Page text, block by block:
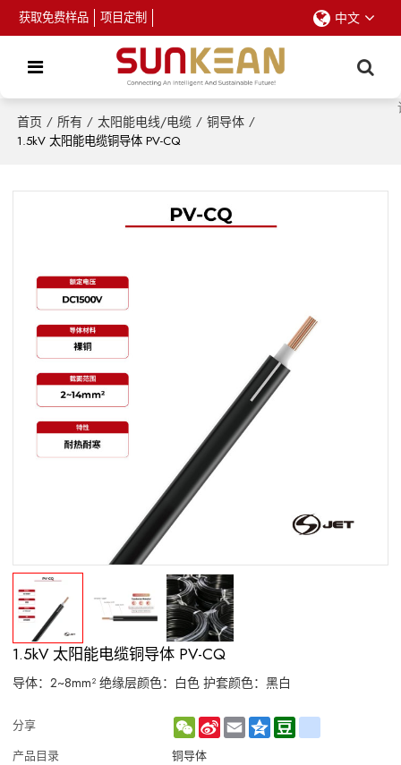
获取免费样品 项目定制 中文
首页 / 所有 / 太阳能电线/电缆 / 铜导体 /
1.5kV 太阳能电缆铜导体 PV-CQ
1.5kV 太阳能电缆铜导体 PV-CQ
导体：2~8mm² 绝缘层颜色：白色 护套颜色：黑白
分享 WeChat
Sina
Weibo
Email QzoneDouban
产品目录
铜导体